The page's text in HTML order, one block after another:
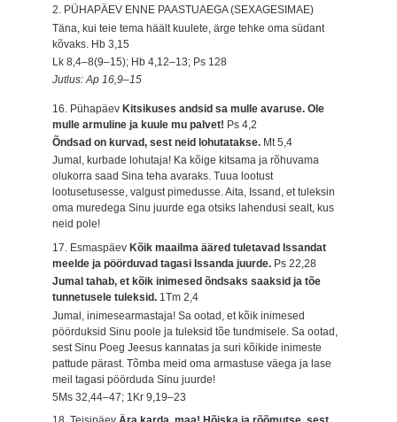
2. PÜHAPÄEV ENNE PAASTUAEGA (SEXAGESIMAE)
Täna, kui teie tema häält kuulete, ärge tehke oma südant
kõvaks. Hb 3,15
Lk 8,4–8(9–15); Hb 4,12–13; Ps 128
Jutlus: Ap 16,9–15
16. PühapäevKitsikuses andsid sa mulle avaruse. Ole
mulle armuline ja kuule mu palvet! Ps 4,2
Õndsad on kurvad, sest neid lohutatakse. Mt 5,4
Jumal, kurbade lohutaja! Ka kõige kitsama ja rõhuvama
olukorra saad Sina teha avaraks. Tuua lootust
lootusetusesse, valgust pimedusse. Aita, Issand, et tuleksin
oma muredega Sinu juurde ega otsiks lahendusi sealt, kus
neid pole!
17. EsmaspäevKõik maailma ääred tuletavad Issandat
meelde ja pöörduvad tagasi Issanda juurde. Ps 22,28
Jumal tahab, et kõik inimesed õndsaks saaksid ja tõe
tunnetusele tuleksid. 1Tm 2,4
Jumal, inimesearmastaja! Sa ootad, et kõik inimesed
pöörduksid Sinu poole ja tuleksid tõe tundmisele. Sa ootad,
sest Sinu Poeg Jeesus kannatas ja suri kõikide inimeste
pattude pärast. Tõmba meid oma armastuse väega ja lase
meil tagasi pöörduda Sinu juurde!
5Ms 32,44–47; 1Kr 9,19–23